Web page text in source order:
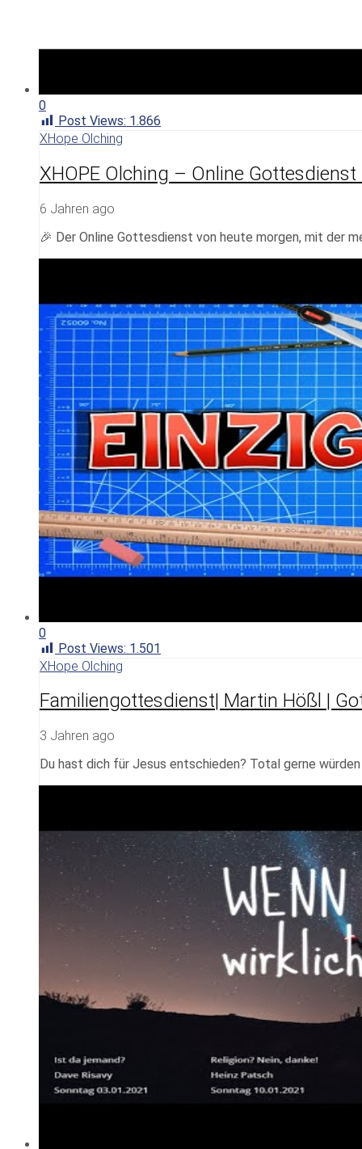
0
Post Views: 1.866
XHope Olching
XHOPE Olching – Online
6 Jahren ago
🎉 Der Online Gottesdienst von heute morgen, mit der
0
Post Views: 1.501
XHope Olching
Familiengottesdienst| Martin Hößl |
3 Jahren ago
Du hast dich für Jesus entschieden? Total gerne